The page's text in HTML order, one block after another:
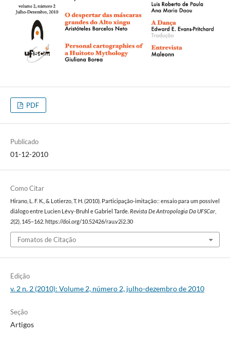
PDF
Publicado
01-12-2010
Como Citar
Hirano, L. F. K., & Lotierzo, T. H. (2010). Participação-imitação:: ensaio para um possível
diálogo entre Lucien Lévy-Bruhl e Gabriel Tarde. Revista De Antropologia Da UFSCar,
2(2), 145–162. https://doi.org/10.52426/rau.v2i2.30
Fomatos de Citação
Edição
v. 2 n. 2 (2010): Volume 2, número 2, julho-dezembro de 2010
Seção
Artigos